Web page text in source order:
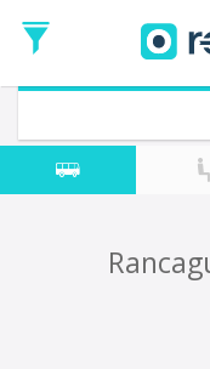
de
Ida
Vuelta
Fecha
de